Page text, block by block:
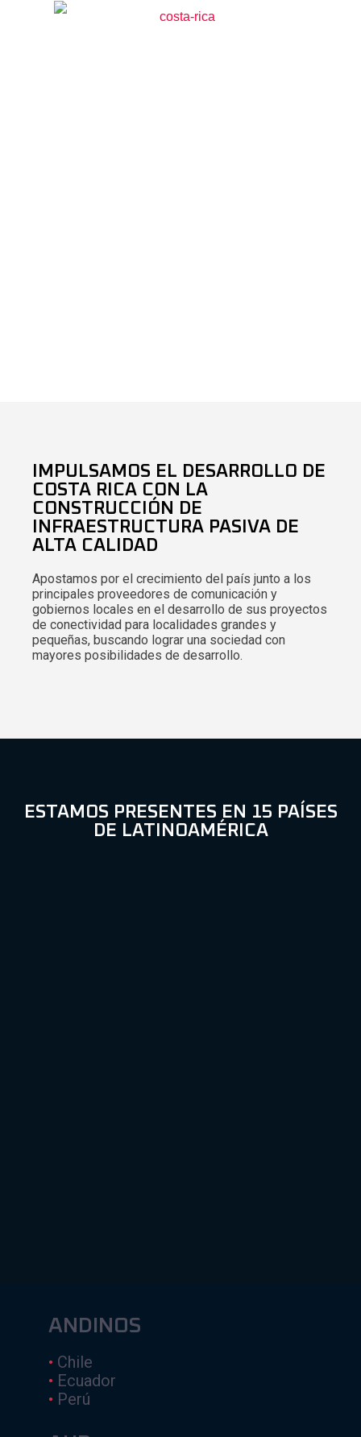
IMPULSAMOS EL DESARROLLO DE
COSTA RICA CON LA
CONSTRUCCIÓN DE
INFRAESTRUCTURA PASIVA DE
ALTA CALIDAD
Apostamos por el crecimiento del país junto a los
principales proveedores de comunicación y
gobiernos locales en el desarrollo de sus proyectos
de conectividad para localidades grandes y
pequeñas, buscando lograr una sociedad con
mayores posibilidades de desarrollo.
ESTAMOS PRESENTES EN 15 PAÍSES
DE LATINOAMÉRICA
ANDINOS
• Chile
• Ecuador
• Perú